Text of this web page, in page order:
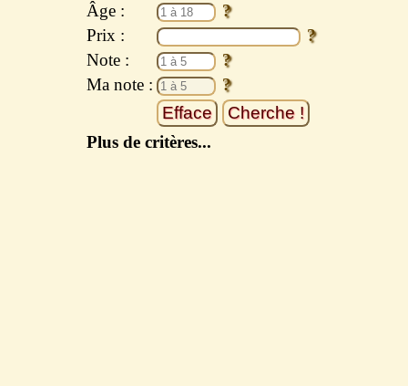
Âge :
Prix :
Note :
Ma note :
Plus de critères...